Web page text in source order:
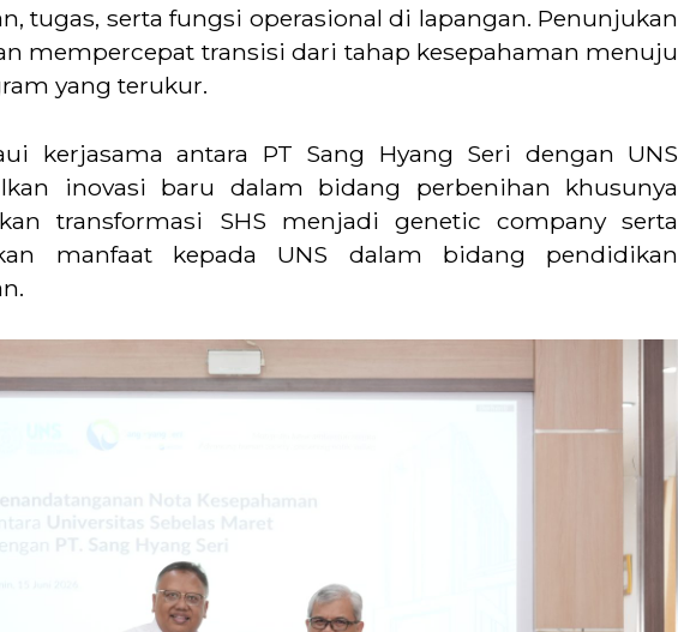
tugas, serta fungsi operasional di lapangan. Penunjukan
mempercepat transisi dari tahap kesepahaman menuju
yang terukur.
kerjasama antara PT Sang Hyang Seri dengan UNS
inovasi baru dalam bidang perbenihan khusunya
transformasi SHS menjadi genetic company serta
manfaat kepada UNS dalam bidang pendidikan